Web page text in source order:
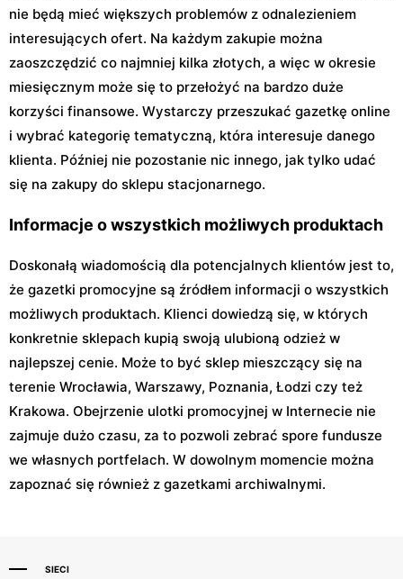
nie będą mieć większych problemów z odnalezieniem
interesujących ofert. Na każdym zakupie można
zaoszczędzić co najmniej kilka złotych, a więc w okresie
miesięcznym może się to przełożyć na bardzo duże
korzyści finansowe. Wystarczy przeszukać gazetkę online
i wybrać kategorię tematyczną, która interesuje danego
klienta. Później nie pozostanie nic innego, jak tylko udać
się na zakupy do sklepu stacjonarnego.
Informacje o wszystkich możliwych produktach
Doskonałą wiadomością dla potencjalnych klientów jest to,
że gazetki promocyjne są źródłem informacji o wszystkich
możliwych produktach. Klienci dowiedzą się, w których
konkretnie sklepach kupią swoją ulubioną odzież w
najlepszej cenie. Może to być sklep mieszczący się na
terenie Wrocławia, Warszawy, Poznania, Łodzi czy też
Krakowa. Obejrzenie ulotki promocyjnej w Internecie nie
zajmuje dużo czasu, za to pozwoli zebrać spore fundusze
we własnych portfelach. W dowolnym momencie można
zapoznać się również z gazetkami archiwalnymi.
SIECI